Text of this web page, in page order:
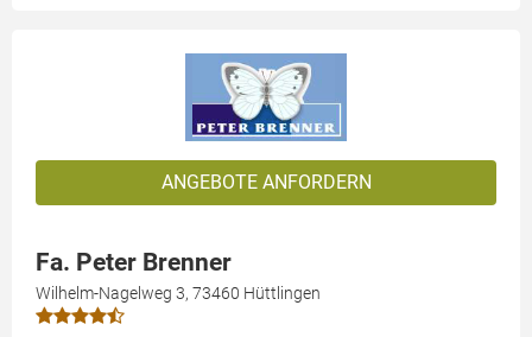
ANGEBOTE ANFORDERN
Fa. Peter Brenner
Wilhelm-Nagelweg 3, 73460 Hüttlingen